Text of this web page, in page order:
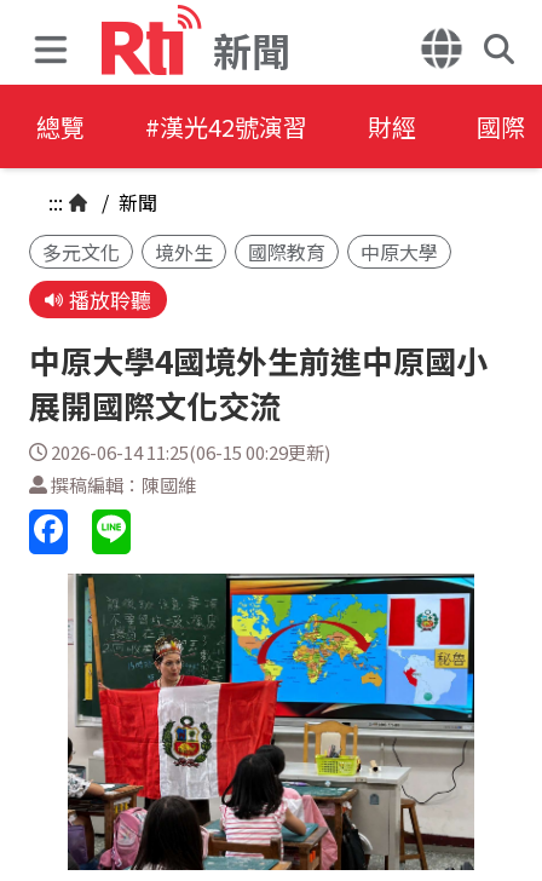
新聞
總覽 #漢光42號演習 財經 國際
::: / 新聞
多元文化
境外生 國際教育 中原大學
播放聆聽
中原大學4國境外生前進中原國小
展開國際文化交流
2026-06-14 11:25(06-15 00:29更新)
撰稿編輯：陳國維